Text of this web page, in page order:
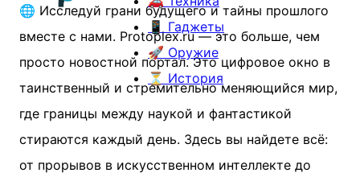
📱 Гаджеты
🚀 Оружие
⏳ История
🌐 Исследуй грани будущего и тайны прошлого
вместе с нами. Protoplex.ru — это больше, чем
просто новостной портал. Это цифровое окно в
таинственный и стремительно меняющийся мир,
где границы между наукой и фантастикой
стираются каждый день. Здесь вы найдете всё:
от прорывов в искусственном интеллекте до